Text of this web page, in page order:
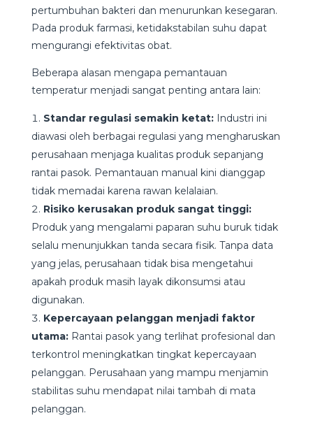
pertumbuhan bakteri dan menurunkan kesegaran.
Pada produk farmasi, ketidakstabilan suhu dapat
mengurangi efektivitas obat.
Beberapa alasan mengapa pemantauan
temperatur menjadi sangat penting antara lain:
Standar regulasi semakin ketat: Industri ini
diawasi oleh berbagai regulasi yang mengharuskan
perusahaan menjaga kualitas produk sepanjang
rantai pasok. Pemantauan manual kini dianggap
tidak memadai karena rawan kelalaian.
Risiko kerusakan produk sangat tinggi:
Produk yang mengalami paparan suhu buruk tidak
selalu menunjukkan tanda secara fisik. Tanpa data
yang jelas, perusahaan tidak bisa mengetahui
apakah produk masih layak dikonsumsi atau
digunakan.
Kepercayaan pelanggan menjadi faktor
utama: Rantai pasok yang terlihat profesional dan
terkontrol meningkatkan tingkat kepercayaan
pelanggan. Perusahaan yang mampu menjamin
stabilitas suhu mendapat nilai tambah di mata
pelanggan.